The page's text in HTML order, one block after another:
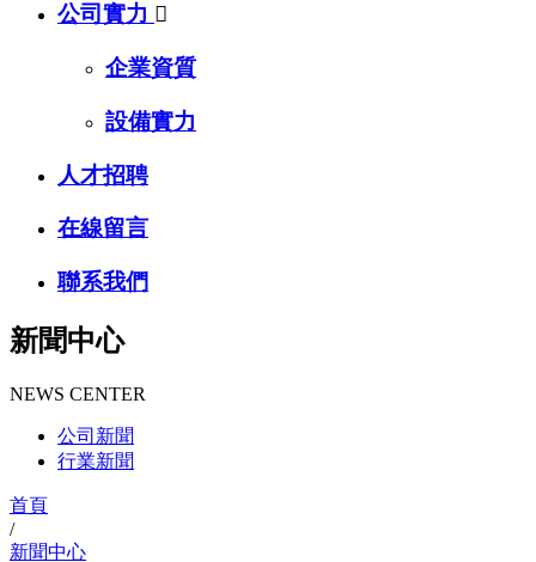
公司實力 
企業資質
設備實力
人才招聘
在線留言
聯系我們
新聞中心
NEWS CENTER
公司新聞
行業新聞
首頁
/
新聞中心